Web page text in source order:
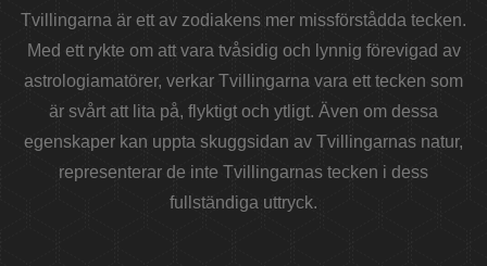
Tvillingarna är ett av zodiakens mer missförstådda tecken.
Med ett rykte om att vara tvåsidig och lynnig förevigad av
astrologiamatörer, verkar Tvillingarna vara ett tecken som
är svårt att lita på, flyktigt och ytligt. Även om dessa
egenskaper kan uppta skuggsidan av Tvillingarnas natur,
representerar de inte Tvillingarnas tecken i dess
fullständiga uttryck.